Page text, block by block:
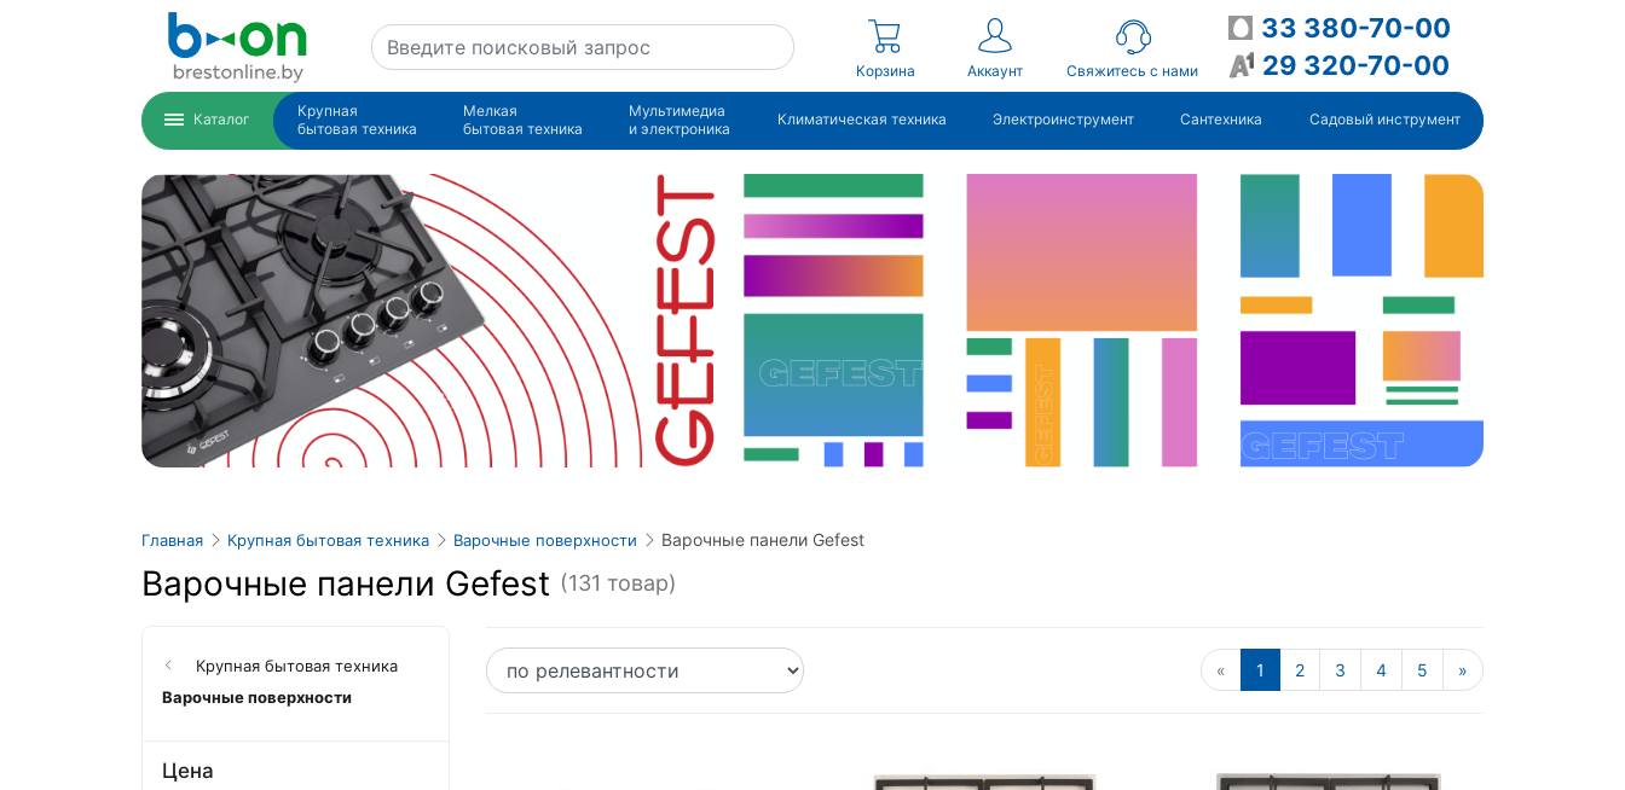
Корзина Аккаунт Свяжитесь с нами
33 380-70-00
29 320-70-00
Каталог
Крупная
бытовая техника
Мелкая
бытовая техника
Мультимедиа
и электроника
Климатическая техника Электроинструмент Сантехника Садовый инструмент
Главная Крупная бытовая техника Варочные поверхности Варочные панели Gefest
Варочные панели Gefest (131 товар)
Крупная бытовая техника
Варочные поверхности
Цена
« 1 2 3 4 5 »